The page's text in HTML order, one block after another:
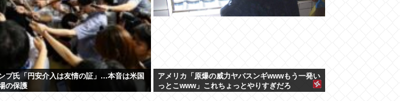
プ氏「円安介入は友情の証」…本音は米国
の保護
アメリカ「原爆の威力ヤバスンギwwwもう一発い
っとこwww」これちょっとやりすぎだろ